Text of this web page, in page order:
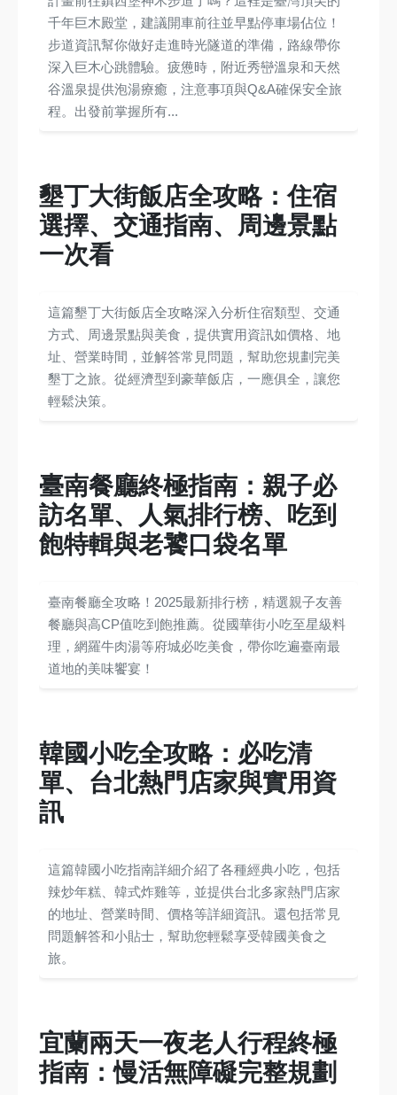
千年巨木殿堂，建議開車前往並早點停車場佔位！
步道資訊幫你做好走進時光隧道的準備，路線帶你
深入巨木心跳體驗。疲憊時，附近秀巒溫泉和天然
谷溫泉提供泡湯療癒，注意事項與Q&A確保安全旅
程。出發前掌握所有...
墾丁大街飯店全攻略：住宿
選擇、交通指南、周邊景點
一次看
這篇墾丁大街飯店全攻略深入分析住宿類型、交通
方式、周邊景點與美食，提供實用資訊如價格、地
址、營業時間，並解答常見問題，幫助您規劃完美
墾丁之旅。從經濟型到豪華飯店，一應俱全，讓您
輕鬆決策。
臺南餐廳終極指南：親子必
訪名單、人氣排行榜、吃到
飽特輯與老饕口袋名單
臺南餐廳全攻略！2025最新排行榜，精選親子友善
餐廳與高CP值吃到飽推薦。從國華街小吃至星級料
理，網羅牛肉湯等府城必吃美食，帶你吃遍臺南最
道地的美味饗宴！
韓國小吃全攻略：必吃清
單、台北熱門店家與實用資
訊
這篇韓國小吃指南詳細介紹了各種經典小吃，包括
辣炒年糕、韓式炸雞等，並提供台北多家熱門店家
的地址、營業時間、價格等詳細資訊。還包括常見
問題解答和小貼士，幫助您輕鬆享受韓國美食之
旅。
宜蘭兩天一夜老人行程終極
指南：慢活無障礙完整規劃